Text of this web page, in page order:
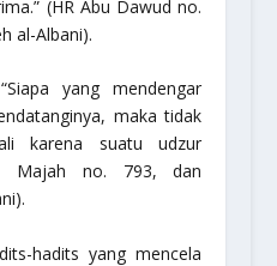
(HR Abu Dawud no.
al-Albani).
“Siapa yang mendengar
maka tidak
karena suatu udzur
no. 793, dan
hadits yang mencela